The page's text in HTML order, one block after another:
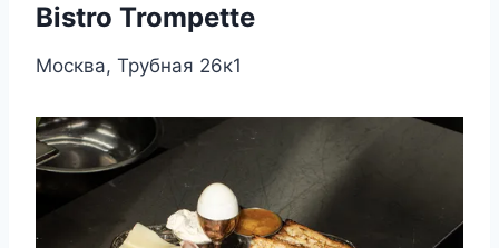
Bistro Trompette
Москва, Трубная 26к1